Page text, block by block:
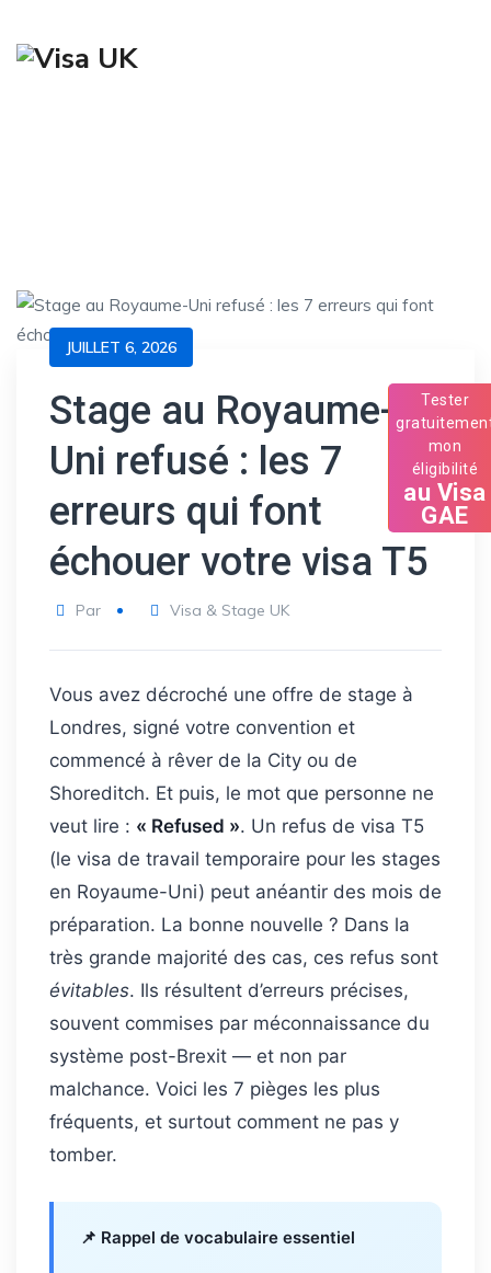
Tester
mon
éligibilité
au Visa
GAE
→ Blog → Visa & Stage UK
refusé : les 7 erreurs qui font échouer votre visa T5
JUILLET 6, 2026
Stage au Royaume-
Uni refusé : les 7
erreurs qui font
échouer votre visa T5
Par Visa & Stage UK
Vous avez décroché une offre de stage à
Londres, signé votre convention et
commencé à rêver de la City ou de
Shoreditch. Et puis, le mot que personne ne
veut lire : « Refused ». Un refus de visa T5
(le visa de travail temporaire pour les stages
en Royaume-Uni) peut anéantir des mois de
préparation. La bonne nouvelle ? Dans la
très grande majorité des cas, ces refus sont
évitables. Ils résultent d’erreurs précises,
souvent commises par méconnaissance du
système post-Brexit — et non par
malchance. Voici les 7 pièges les plus
fréquents, et surtout comment ne pas y
tomber.
📌 Rappel de vocabulaire essentiel